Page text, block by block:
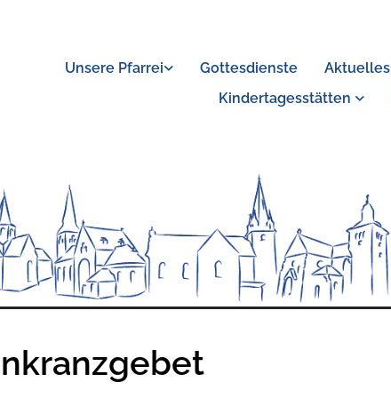
Unsere Pfarrei Gottesdienste Aktuelles
Kindertagesstätten